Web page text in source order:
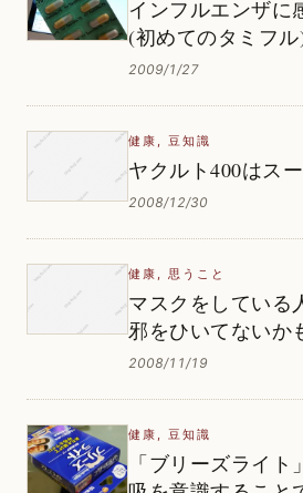
インフルエンザに
(初めてのタミフル
2009/1/27
健康 , 豆知識
ヤクルト400はス
2008/12/30
健康 , 思うこと
マスクをしている
邪をひいてないか
2008/11/19
健康 , 豆知識
「ブリーズライ